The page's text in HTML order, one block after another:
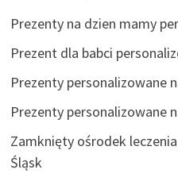
Prezenty na dzien mamy
Prezent dla babci
Prezenty personalizowane
Prezenty personalizowane
Zamknięty ośrodek
Śląsk